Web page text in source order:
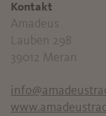
Kontakt
Amadeus
Lauben 298
39012 Meran